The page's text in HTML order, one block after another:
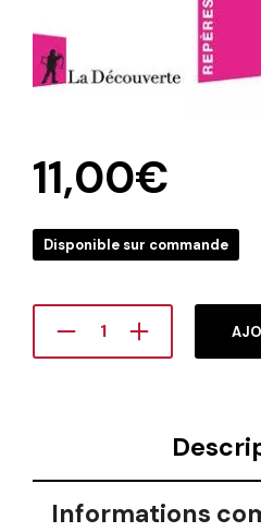
11,00€
Disponible sur commande
Informations